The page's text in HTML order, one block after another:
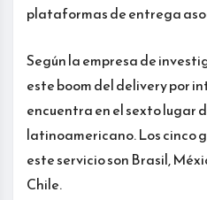
plataformas de entrega
Según la empresa de
este boom del delivery por
encuentra en el sexto lugar
latinoamericano. Los cinco
este servicio son Brasil,
Chile.